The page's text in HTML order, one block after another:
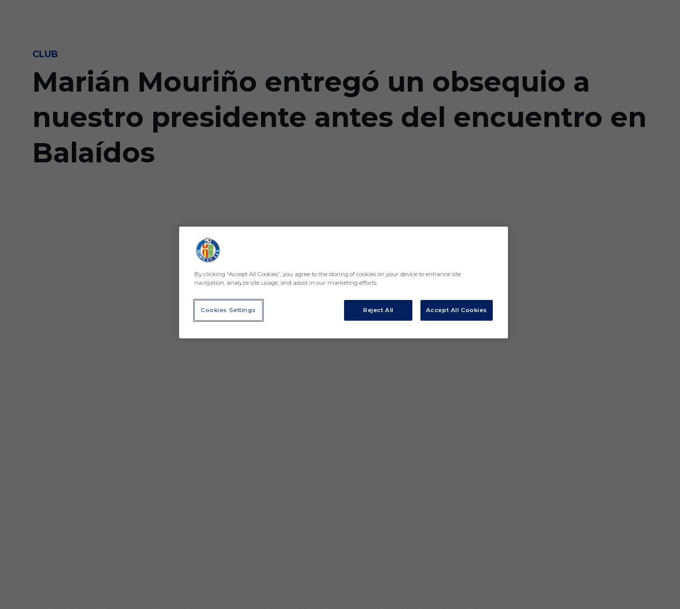
CLUB
Marián Mouriño entregó un obsequio a
nuestro presidente antes del encuentro en
Balaídos
By clicking “Accept All Cookies”, you agree to the storing of cookies on your device to enhance site
navigation, analyze site usage, and assist in our marketing efforts.
Reject All Accept All Cookies
Cookies Settings